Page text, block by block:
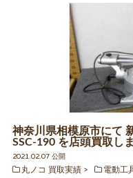
神奈川県相模原市にて
SSC-190 を店頭買取し
2021.02.07 公開
丸ノコ 買取実績
電動工